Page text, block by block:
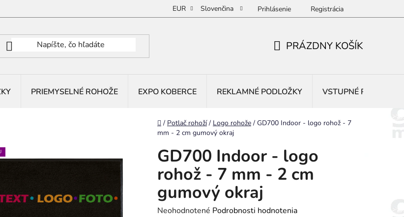
EUR Slovenčina Prihlásenie Registrácia
PRÁZDNY KOŠÍK
PRIEMYSELNÉ ROHOŽE EXPO KOBERCE REKLAMNÉ PODLOŽKY VSTUPNÉ ROHOŽE
Domov
/ Potlač rohoží / Logo rohože / GD700 Indoor - logo rohož - 7
mm - 2 cm gumový okraj
GD700 Indoor - logo
rohož - 7 mm - 2 cm
gumový okraj
Priemerné
Neohodnotené Podrobnosti hodnotenia